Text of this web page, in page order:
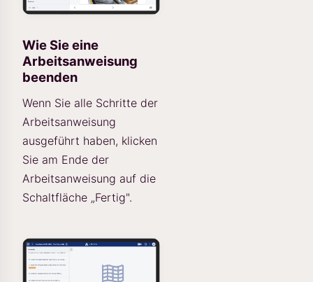
Wie Sie eine
Arbeitsanweisung
beenden
Wenn Sie alle Schritte der
Arbeitsanweisung
ausgeführt haben, klicken
Sie am Ende der
Arbeitsanweisung auf die
Schaltfläche „Fertig".